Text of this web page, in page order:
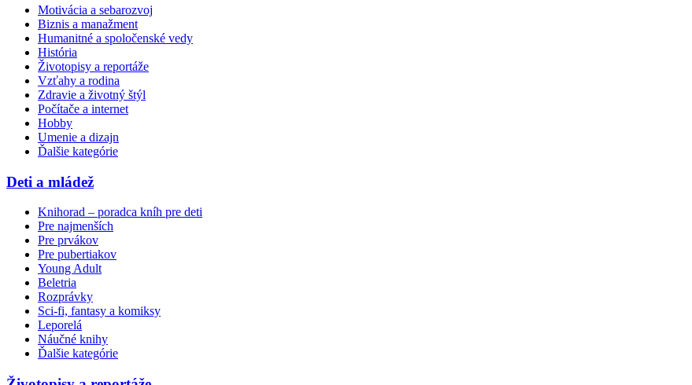
Motivácia a sebarozvoj
Biznis a manažment
Humanitné a spoločenské vedy
História
Životopisy a reportáže
Vzťahy a rodina
Zdravie a životný štýl
Počítače a internet
Hobby
Umenie a dizajn
Ďalšie kategórie
Deti a mládež
Knihorad – poradca kníh pre deti
Pre najmenších
Pre prvákov
Pre pubertiakov
Young Adult
Beletria
Rozprávky
Sci-fi, fantasy a komiksy
Leporelá
Náučné knihy
Ďalšie kategórie